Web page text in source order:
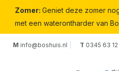
Zomer: Geniet deze zomer
met een waterontharder van
M info@boshuis.nl T 0345 63